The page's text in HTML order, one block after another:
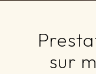
sur